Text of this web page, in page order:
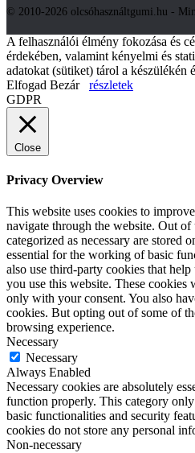
© 2010-2026 olcsóhasználtgumi.hu -
A felhasználói élmény fokozása és
érdekében, valamint kényelmi és
adatokat (sütiket) tárol a készülékén
Elfogad Bezár
részletek
GDPR
Close
Privacy Overview
This website uses cookies to
navigate through the website. Out of
categorized as necessary are stored
essential for the working of basic
also use third-party cookies that
you use this website. These
only with your consent. You also
cookies. But opting out of some of
browsing experience.
Necessary
Necessary
Always Enabled
Necessary cookies are absolutely
function properly. This category
basic functionalities and security
cookies do not store any personal
Non-necessary